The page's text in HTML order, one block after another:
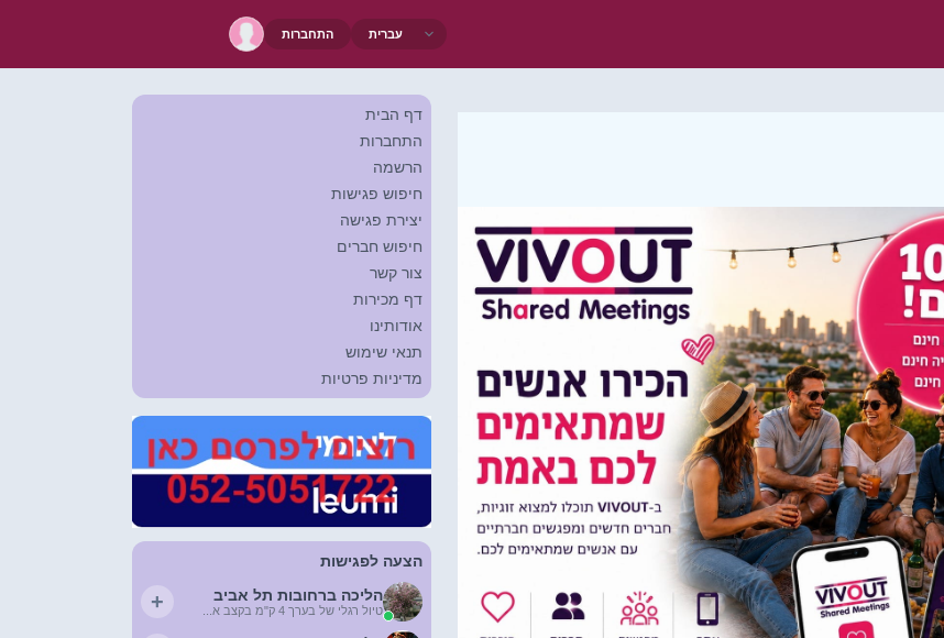
התחברות
דף הבית
התחברות
הרשמה
חיפוש פגישות
יצירת פגישה
חיפוש חברים
צור קשר
דף מכירות
אודותינו
תנאי שימוש
מדיניות פרטיות
הצעה לפגישות
הליכה ברחובות תל אביב
טיול רגלי של בערך 4 ק"מ בקצב א... +